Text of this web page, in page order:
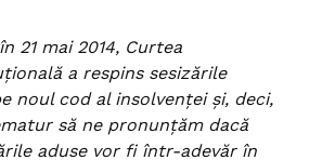
21 mai 2014, Curtea
a respins sesizările
noul cod al insolvenţei şi, deci,
să ne pronunţăm dacă
aduse vor fi într-adevăr în